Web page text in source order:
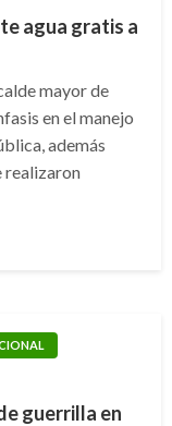
agua gratis a
mayor de
en el manejo
además
realizaron
guerrilla en